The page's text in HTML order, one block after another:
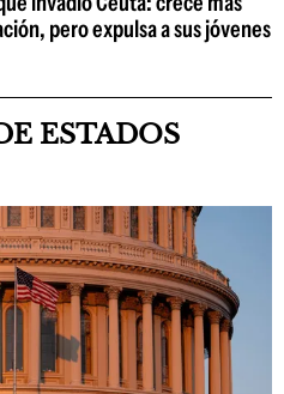
pero expulsa a sus jóvenes
ESTADOS